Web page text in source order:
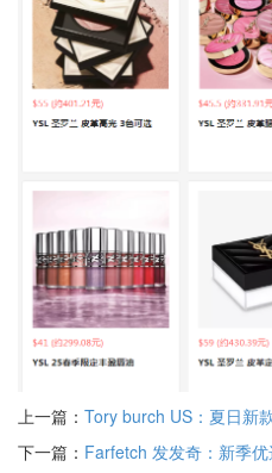
上一篇： Tory burch US：夏日新款
下一篇： Farfetch 发发奇：新季优选 关